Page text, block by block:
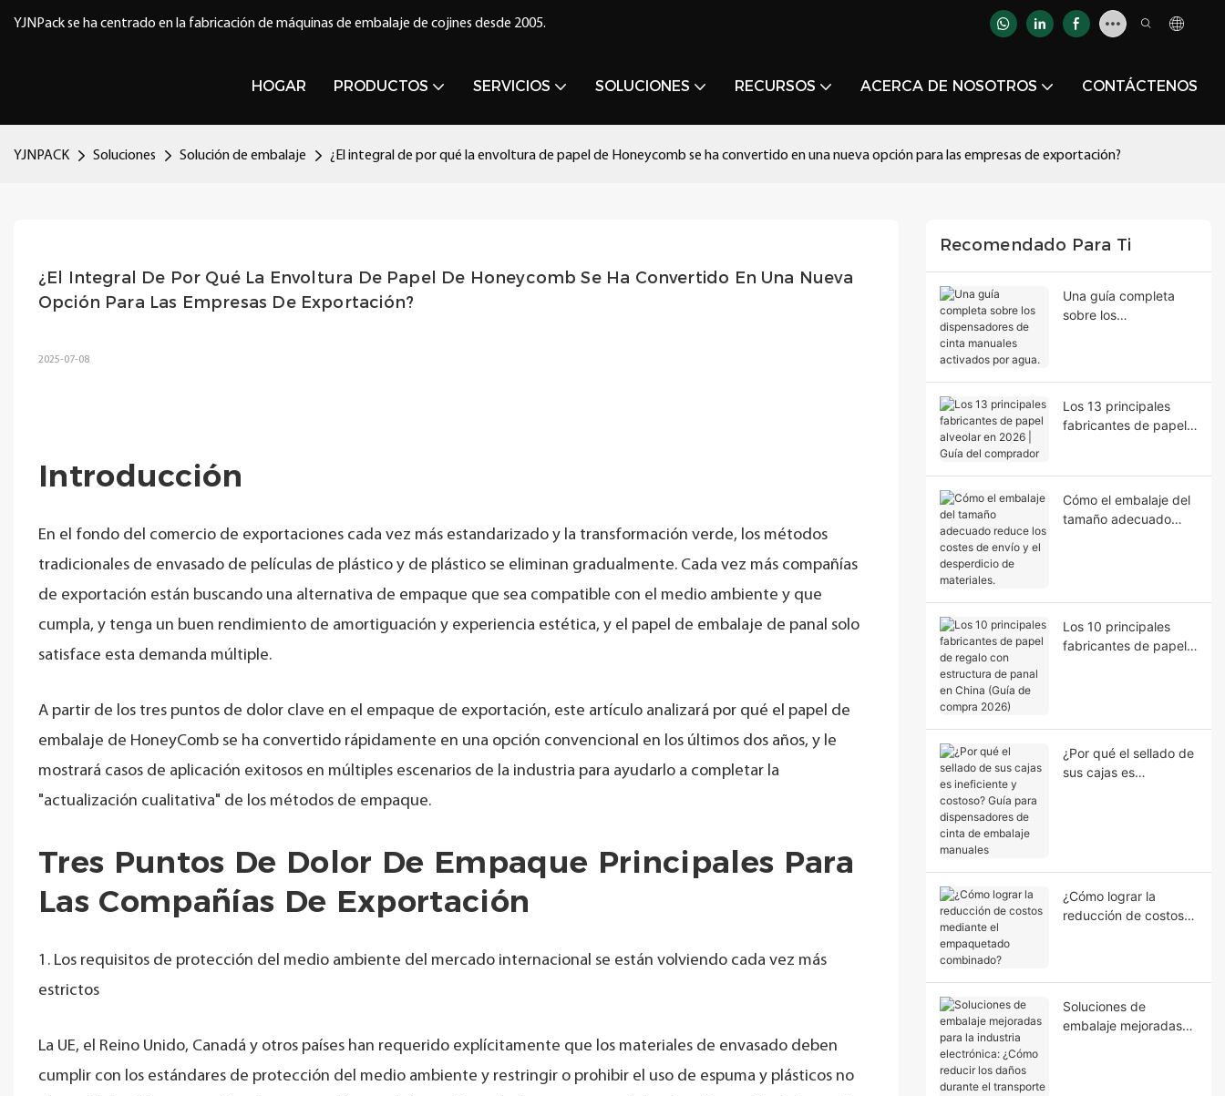
YJNPack se ha centrado en la fabricación de máquinas de embalaje de cojines desde 2005.
HOGAR PRODUCTOS SERVICIOS SOLUCIONES RECURSOS ACERCA DE NOSOTROS CONTÁCTENOS
YJNPACK Soluciones Solución de embalaje ¿El integral de por qué la envoltura de papel de Honeycomb se ha convertido en una nueva opción para las empresas de exportación?
¿El Integral De Por Qué La Envoltura De Papel De Honeycomb Se Ha Convertido En Una Nueva
Opción Para Las Empresas De Exportación?
2025-07-08
Introducción
En el fondo del comercio de exportaciones cada vez más estandarizado y la transformación verde, los métodos
tradicionales de envasado de películas de plástico y de plástico se eliminan gradualmente. Cada vez más compañías
de exportación están buscando una alternativa de empaque que sea compatible con el medio ambiente y que
cumpla, y tenga un buen rendimiento de amortiguación y experiencia estética, y el papel de embalaje de panal solo
satisface esta demanda múltiple.
A partir de los tres puntos de dolor clave en el empaque de exportación, este artículo analizará por qué el papel de
embalaje de HoneyComb se ha convertido rápidamente en una opción convencional en los últimos dos años, y le
mostrará casos de aplicación exitosos en múltiples escenarios de la industria para ayudarlo a completar la
"actualización cualitativa" de los métodos de empaque.
Tres Puntos De Dolor De Empaque Principales Para
Las Compañías De Exportación
1. Los requisitos de protección del medio ambiente del mercado internacional se están volviendo cada vez más
estrictos
La UE, el Reino Unido, Canadá y otros países han requerido explícitamente que los materiales de envasado deben
cumplir con los estándares de protección del medio ambiente y restringir o prohibir el uso de espuma y plásticos no
Recomendado Para Ti
Una guía completa
sobre los
Los 13 principales
fabricantes de papel
Cómo el embalaje del
tamaño adecuado
Los 10 principales
fabricantes de papel
¿Por qué el sellado de
sus cajas es
¿Cómo lograr la
reducción de costos
Soluciones de
embalaje mejoradas